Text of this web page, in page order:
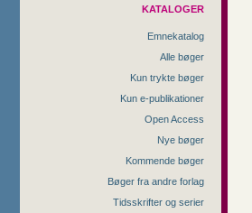
KATALOGER
Emnekatalog
Alle bøger
Kun trykte bøger
Kun e-publikationer
Open Access
Nye bøger
Kommende bøger
Bøger fra andre forlag
Tidsskrifter og serier